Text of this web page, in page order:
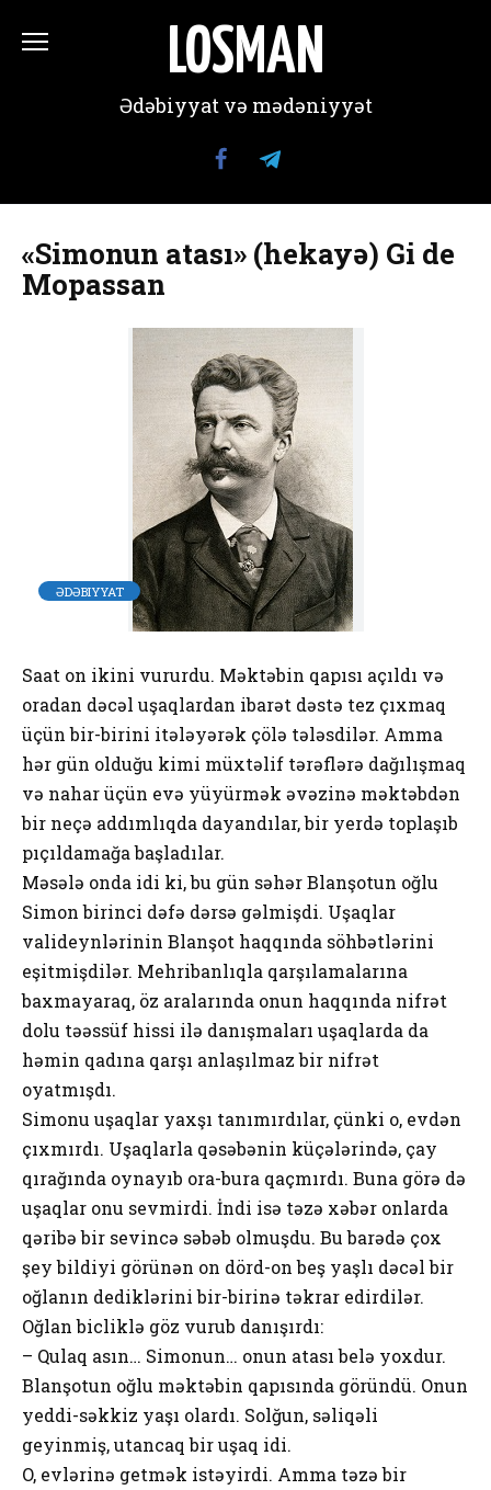
содержанию LOSMAN
Ədəbiyyat və mədəniyyət
«Simonun atası» (hekayə) Gi de
Mopassan
ƏDƏBIYYAT
Saat on ikini vururdu. Məktəbin qapısı açıldı və
oradan dəcəl uşaqlardan ibarət dəstə tez çıxmaq
üçün bir-birini itələyərək çölə tələsdilər. Amma
hər gün olduğu kimi müxtəlif tərəflərə dağılışmaq
və nahar üçün evə yüyürmək əvəzinə məktəbdən
bir neçə addımlıqda dayandılar, bir yerdə toplaşıb
pıçıldamağa başladılar.
Məsələ onda idi ki, bu gün səhər Blanşotun oğlu
Simon birinci dəfə dərsə gəlmişdi. Uşaqlar
valideynlərinin Blanşot haqqında söhbətlərini
eşitmişdilər. Mehribanlıqla qarşılamalarına
baxmayaraq, öz aralarında onun haqqında nifrət
dolu təəssüf hissi ilə danışmaları uşaqlarda da
həmin qadına qarşı anlaşılmaz bir nifrət
oyatmışdı.
Simonu uşaqlar yaxşı tanımırdılar, çünki o, evdən
çıxmırdı. Uşaqlarla qəsəbənin küçələrində, çay
qırağında oynayıb ora-bura qaçmırdı. Buna görə də
uşaqlar onu sevmirdi. İndi isə təzə xəbər onlarda
qəribə bir sevincə səbəb olmuşdu. Bu barədə çox
şey bildiyi görünən on dörd-on beş yaşlı dəcəl bir
oğlanın dediklərini bir-birinə təkrar edirdilər.
Oğlan bicliklə göz vurub danışırdı:
– Qulaq asın… Simonun… onun atası belə yoxdur.
Blanşotun oğlu məktəbin qapısında göründü. Onun
yeddi-səkkiz yaşı olardı. Solğun, səliqəli
geyinmiş, utancaq bir uşaq idi.
O, evlərinə getmək istəyirdi. Amma təzə bir